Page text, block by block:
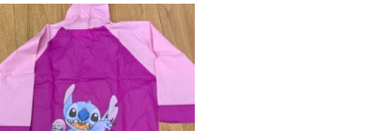
El
precio
original
era:
.
₡3,950
El
precio
actual
.
₡2,800